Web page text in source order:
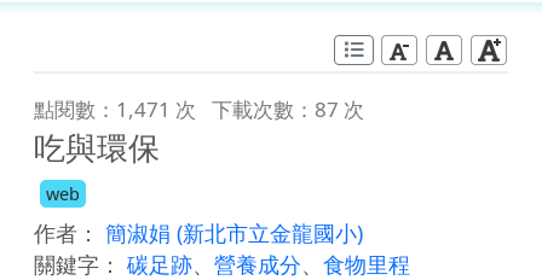
點閱數：1,471 次 下載次數：87 次
吃與環保
web
作者： 簡淑娟 (新北市立金龍國小)
關鍵字： 碳足跡、 營養成分、 食物里程